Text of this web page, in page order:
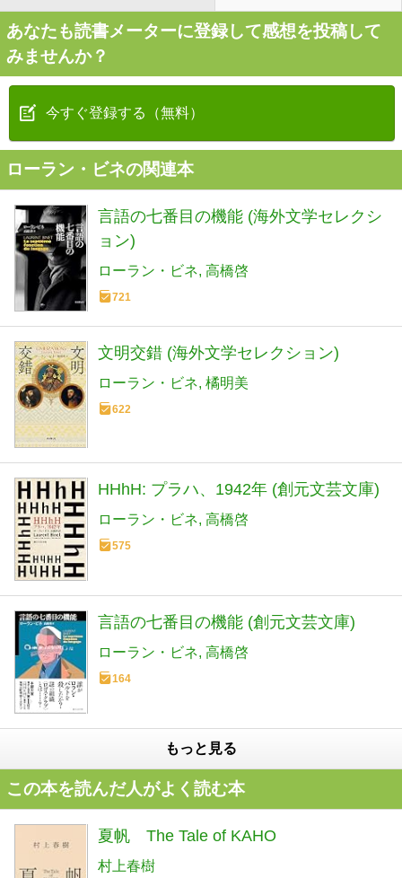
あなたも読書メーターに登録して感想を投稿して
みませんか？
今すぐ登録する（無料）
ローラン・ビネの関連本
言語の七番目の機能 (海外文学セレクシ
ョン)
ローラン・ビネ 高橋啓
721
文明交錯 (海外文学セレクション)
ローラン・ビネ 橘明美
622
HHhH: プラハ、1942年 (創元文芸文庫)
ローラン・ビネ 高橋啓
575
言語の七番目の機能 (創元文芸文庫)
ローラン・ビネ 高橋啓
164
もっと見る
この本を読んだ人がよく読む本
夏帆 The Tale of KAHO
村上春樹